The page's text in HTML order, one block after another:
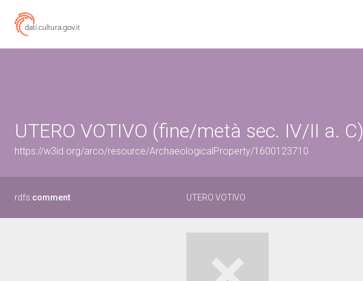
UTERO VOTIVO (fine/metà sec. IV/II a. C)
https://w3id.org/arco/resource/ArchaeologicalProperty/1600123710
rdfs:comment UTERO VOTIVO